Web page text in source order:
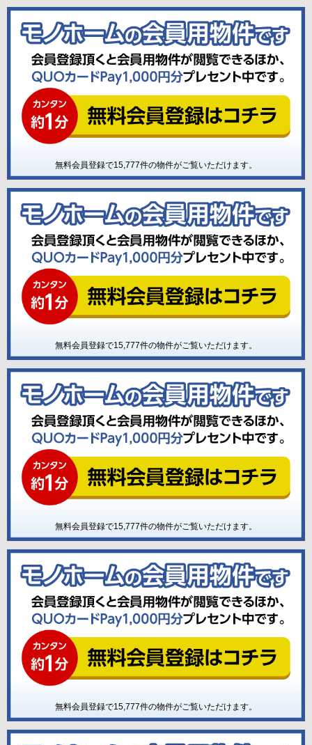
無料会員登録で15,777件の物件がご覧いただけます。
無料会員登録で15,777件の物件がご覧いただけます。
無料会員登録で15,777件の物件がご覧いただけます。
無料会員登録で15,777件の物件がご覧いただけます。